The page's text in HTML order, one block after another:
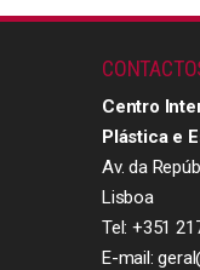
Centro
Plástica e
Av. da
Lisboa
Tel: +351
E-mail: